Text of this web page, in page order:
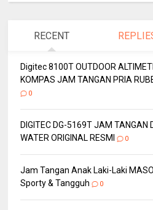
RECENT
Digitec 8100T OUTDOOR
KOMPAS JAM TANGAN PRIA
0
DIGITEC DG-5169T JAM TANGAN
WATER ORIGINAL RESMI
0
Jam Tangan Anak Laki-Laki
Sporty & Tangguh
0